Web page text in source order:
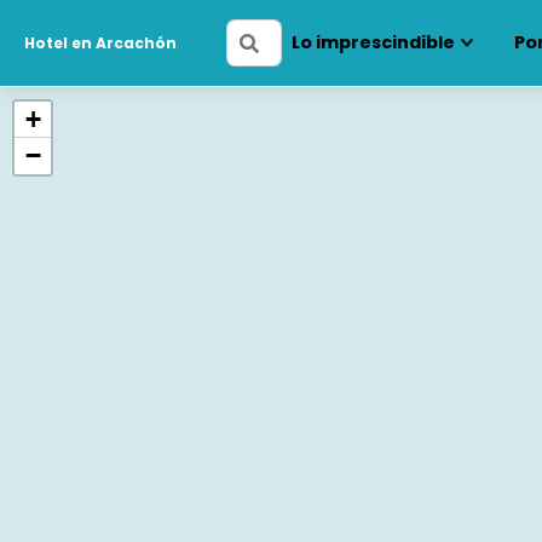
Hotel en Arcachón
Ingresa
tus
Lo imprescindible
+
−